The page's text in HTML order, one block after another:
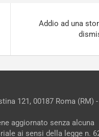
Addio ad una
121, 00187 Roma (RM) -
aggiornato senza alcuna
ai sensi della legge n.